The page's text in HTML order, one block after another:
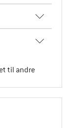
til andre